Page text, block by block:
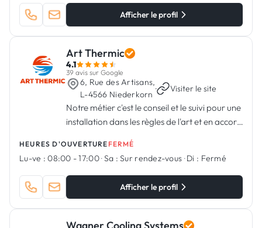
Afficher le profil
Art Thermic
4.1
39 avis sur Google
6, Rue des Artisans,
L-4566 Niederkorn
· Visiter le site
Notre métier c'est le conseil et le suivi pour une
installation dans les règles de l'art et en accord
HEURES D'OUVERTURE FERMÉ
Lu-ve : 08:00 - 17:00·Sa : Sur rendez-vous ·Di : Fermé
Afficher le profil